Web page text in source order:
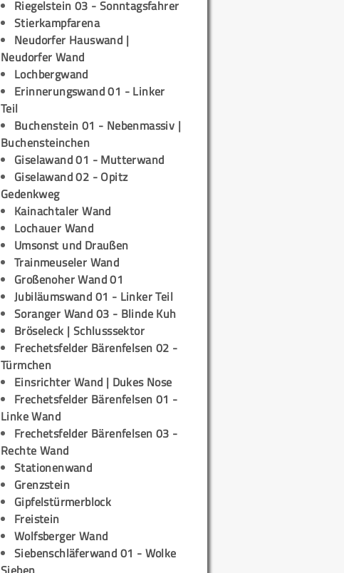
Riegelstein 03 - Sonntagsfahrer
Stierkampfarena
Neudorfer Hauswand |
Neudorfer Wand
Lochbergwand
Erinnerungswand 01 - Linker
Teil
Buchenstein 01 - Nebenmassiv |
Buchensteinchen
Giselawand 01 - Mutterwand
Giselawand 02 - Opitz
Gedenkweg
Kainachtaler Wand
Lochauer Wand
Umsonst und Draußen
Trainmeuseler Wand
Großenoher Wand 01
Jubiläumswand 01 - Linker Teil
Soranger Wand 03 - Blinde Kuh
Bröseleck | Schlusssektor
Frechetsfelder Bärenfelsen 02 -
Türmchen
Einsrichter Wand | Dukes Nose
Frechetsfelder Bärenfelsen 01 -
Linke Wand
Frechetsfelder Bärenfelsen 03 -
Rechte Wand
Stationenwand
Grenzstein
Gipfelstürmerblock
Freistein
Wolfsberger Wand
Siebenschläferwand 01 - Wolke